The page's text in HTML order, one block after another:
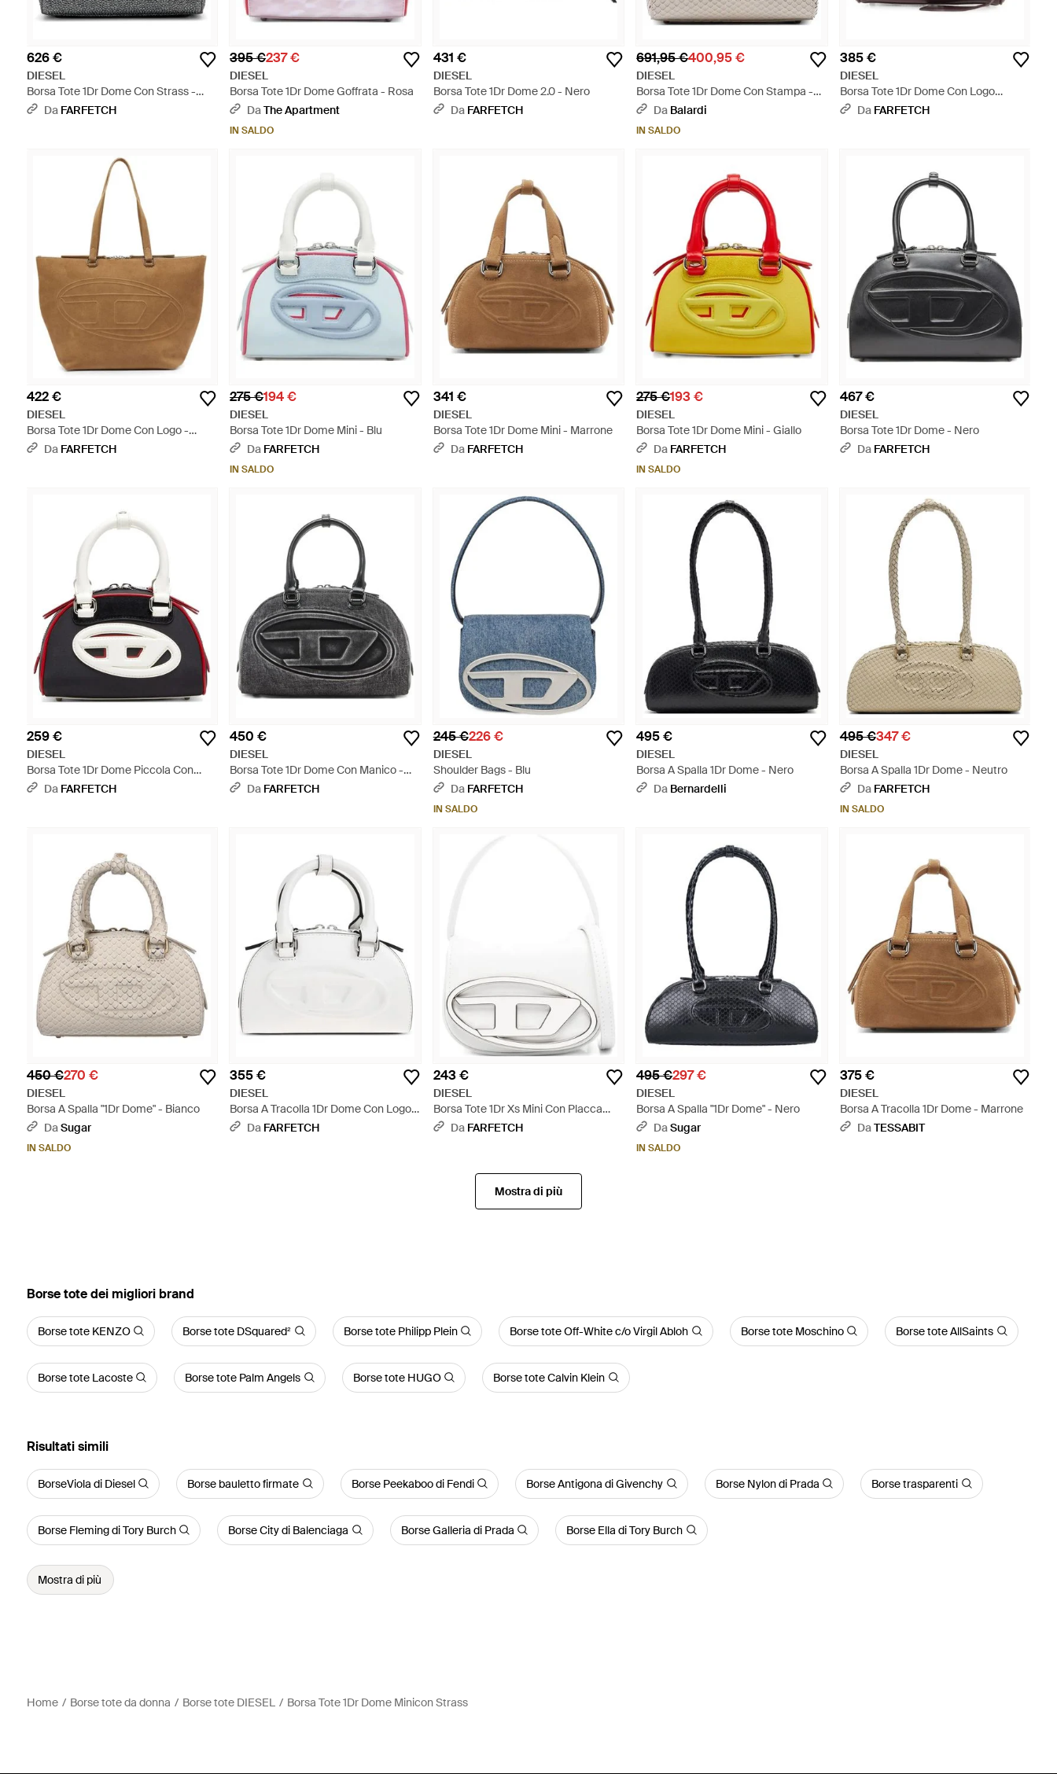
626 €
DIESEL
Borsa Tote 1Dr Dome Con Strass -
NeroDa FARFETCH
395 €237 €
DIESEL
Borsa Tote 1Dr Dome Goffrata - Rosa
DaThe Apartment
IN SALDO
431 €
DIESEL
Borsa Tote 1Dr Dome 2.0 - Nero
Da FARFETCH
691,95 €400,95 €
DIESEL
Borsa Tote 1Dr Dome Con Stampa -
Neutro
Da Balardi
IN SALDO
385 €
DIESEL
Borsa Tote 1Dr Dome Con Logo
Goffrato - Viola
Da FARFETCH
422 €
DIESEL
Borsa Tote 1Dr Dome Con Logo -
Marrone
Da FARFETCH
275 €194 €
DIESEL
Borsa Tote 1Dr Dome Mini - Blu
Da FARFETCH
IN SALDO
341 €
DIESEL
Borsa Tote 1Dr Dome Mini - Marrone
Da FARFETCH
275 €193 €
DIESEL
Borsa Tote 1Dr Dome Mini - Giallo
Da FARFETCH
IN SALDO
467 €
DIESEL
Borsa Tote 1Dr Dome - Nero
Da FARFETCH
259 €
DIESEL
Borsa Tote 1Dr Dome Piccola Con
Design Color-Block - Nero
Da FARFETCH
450 €
DIESEL
Borsa Tote 1Dr Dome Con Manico -
NeroDa FARFETCH
245 €226 €
DIESEL
Shoulder Bags - Blu
Da FARFETCH
IN SALDO
495 €
DIESEL
Borsa A Spalla 1Dr Dome - Nero
Da Bernardelli
495 €347 €
DIESEL
Borsa A Spalla 1Dr Dome - Neutro
Da FARFETCH
IN SALDO
450 €270 €
DIESEL
Borsa A Spalla "1Dr Dome" - Bianco
DaSugar
IN SALDO
355 €
DIESEL
Borsa A Tracolla 1Dr Dome Con Logo -
Bianco
Da FARFETCH
243 €
DIESEL
Borsa Tote 1Dr Xs Mini Con Placca
Logo - Bianco
Da FARFETCH
495 €297 €
DIESEL
Borsa A Spalla "1Dr Dome" - Nero
DaSugar
IN SALDO
375 €
DIESEL
Borsa A Tracolla 1Dr Dome - Marrone
DaTESSABIT
Mostra di più
‪Borse tote‬ dei migliori brand
Borse tote KENZO Borse tote DSquared² Borse tote Philipp Plein Borse tote Off-White c/o Virgil Abloh Borse tote Moschino Borse tote AllSaints
Borse tote Lacoste Borse tote Palm Angels Borse tote HUGO Borse tote Calvin Klein
Risultati simili
BorseViola di Diesel Borse bauletto firmate Borse Peekaboo di Fendi Borse Antigona di Givenchy Borse Nylon di Prada Borse trasparenti
Borse Fleming di Tory Burch Borse City di Balenciaga Borse Galleria di Prada Borse Ella di Tory Burch
Mostra di più
Home Borse tote da donna Borse tote DIESEL Borsa Tote 1Dr Dome Minicon Strass